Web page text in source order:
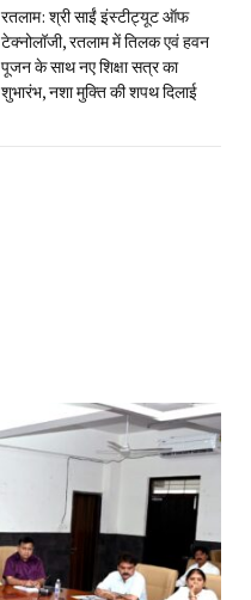
रतलाम: श्री साईं इंस्टीट्यूट ऑफ
टेक्नोलॉजी, रतलाम में तिलक एवं हवन
पूजन के साथ नए शिक्षा सत्र का
शुभारंभ, नशा मुक्ति की शपथ दिलाई